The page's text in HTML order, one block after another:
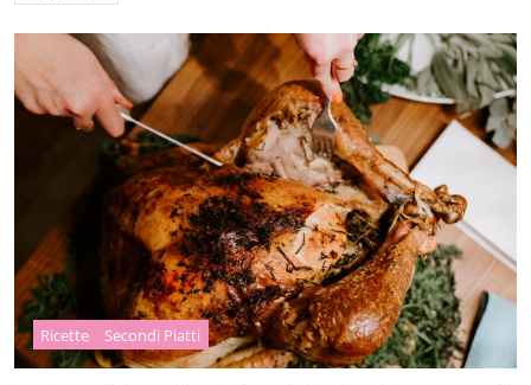
Ricette Secondi Piatti